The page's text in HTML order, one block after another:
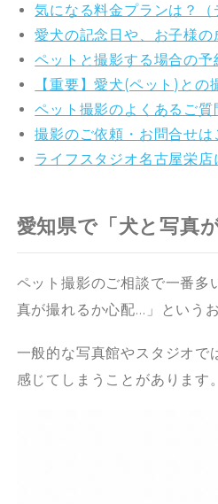
気になる料金プランは？（
愛犬の記念日や、お子様の
ペットと撮影する場合の予
【重要】愛犬(ペット)と
ペット撮影のよくあるご質
撮影のご依頼・お問合せは
ライフスタジオ名古屋栄店
愛知県で「犬と写真
ペット撮影のご相談で一番多
真が撮れるか心配…」というお
一般的な写真館やスタジオで
感じてしまうことがあります